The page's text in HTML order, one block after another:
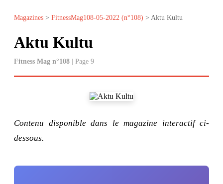
Magazines > FitnessMag108-05-2022 (n°108) > Aktu Kultu
Aktu Kultu
Fitness Mag n°108 | Page 9
Contenu disponible dans le magazine interactif ci-
dessous.